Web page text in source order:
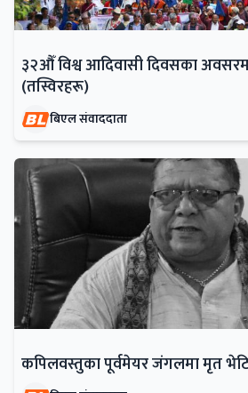
३२औँ विश्व आदिवासी दिवसका
(तस्विरहरू)
बिएल संवाददाता
कपिलवस्तुका पूर्वमेयर जंगलमा मृत